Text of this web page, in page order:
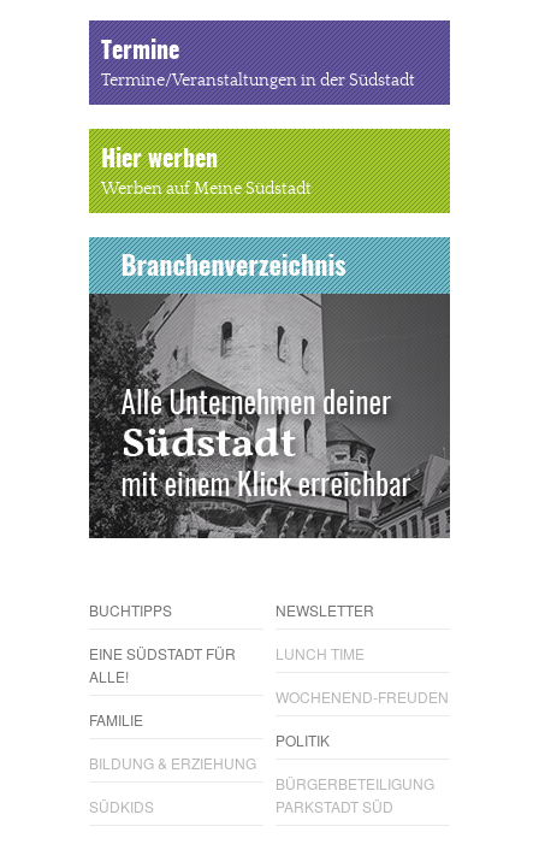
Termine
Termine/Veranstaltungen in der Südstadt
Hier werben
Werben auf Meine Südstadt
BUCHTIPPS
EINE SÜDSTADT FÜR
ALLE!
FAMILIE
BILDUNG & ERZIEHUNG
SÜDKIDS
NEWSLETTER
LUNCH TIME
WOCHENEND-FREUDEN
POLITIK
BÜRGERBETEILIGUNG
PARKSTADT SÜD